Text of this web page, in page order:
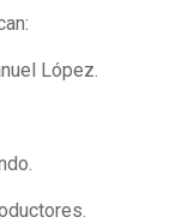
López.